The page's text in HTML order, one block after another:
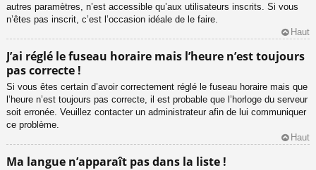
autres paramètres, n’est accessible qu’aux utilisateurs inscrits. Si vous
n’êtes pas inscrit, c’est l’occasion idéale de le faire.
Haut
J’ai réglé le fuseau horaire mais l’heure n’est toujours
pas correcte !
Si vous êtes certain d’avoir correctement réglé le fuseau horaire mais que
l’heure n’est toujours pas correcte, il est probable que l’horloge du serveur
soit erronée. Veuillez contacter un administrateur afin de lui communiquer
ce problème.
Haut
Ma langue n’apparaît pas dans la liste !